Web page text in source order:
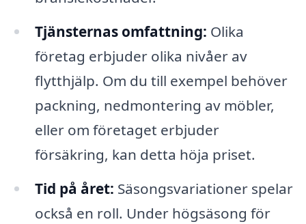
Tjänsternas omfattning: Olika
företag erbjuder olika nivåer av
flytthjälp. Om du till exempel behöver
packning, nedmontering av möbler,
eller om företaget erbjuder
försäkring, kan detta höja priset.
Tid på året: Säsongsvariationer spelar
också en roll. Under högsäsong för